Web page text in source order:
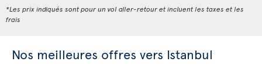
*Les prix indiqués sont pour un vol aller-retour et incluent les taxes et les
frais
Nos meilleures offres vers Istanbul